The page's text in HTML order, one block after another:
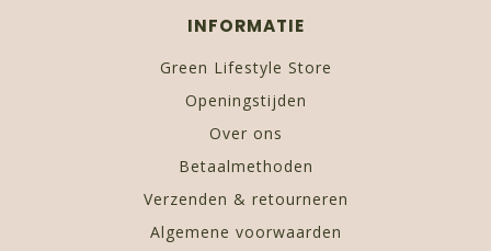
INFORMATIE
Green Lifestyle Store
Openingstijden
Over ons
Betaalmethoden
Verzenden & retourneren
Algemene voorwaarden